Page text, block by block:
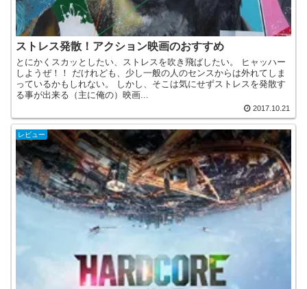
ストレス発散！アクション映画のおすすめ
とにかくスカッとしたい、ストレスを吹き飛ばしたい。 ヒャッハー
しようぜ！！ だけれども、少し一般の人のセンスからは外れてしま
っているかもしれない。 しかし、そこは気にせずストレスを発散す
る事が出来る（主に俺の）映画...
2017.10.21
レビュー